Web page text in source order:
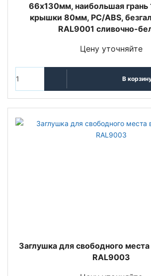
66х130мм, наибoльшая грань
крышки 80мм, PC/ABS,
RAL9001 сливочно-
Цену уточняйте
В
Заглушка для свободного
RAL9003